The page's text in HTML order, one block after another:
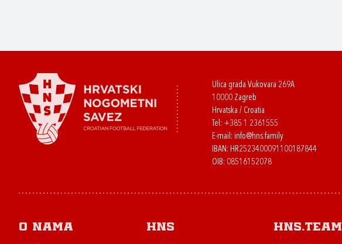
Ulica grada Vukovara 269A
10000 Zagreb
Hrvatska / Croatia
Tel: +385 1 2361555
E-mail: info@hns.family
IBAN: HR2523400091100187844
OIB: 08516152078
O nama HNS HNS.team